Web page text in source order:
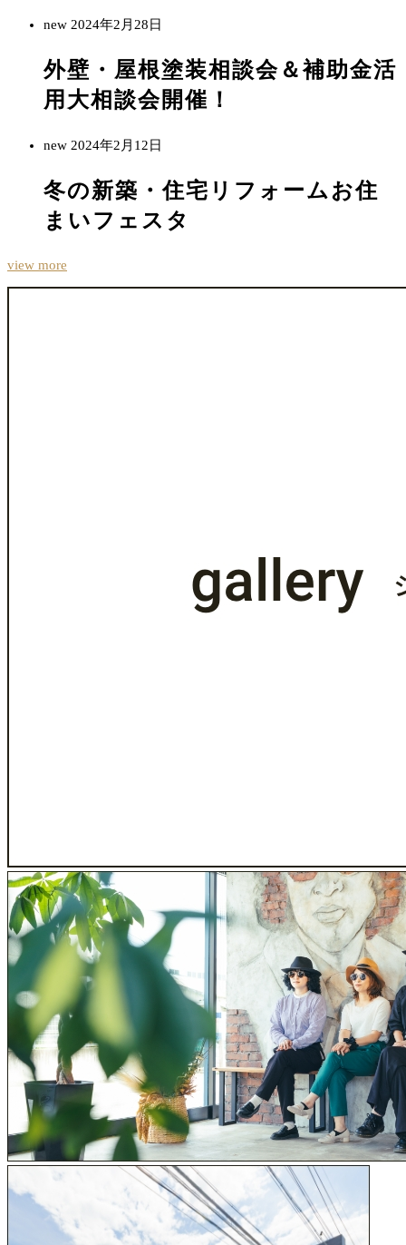
new 2024年2月28日
外壁・屋根塗装相談会＆補助金活
用大相談会開催！
new 2024年2月12日
冬の新築・住宅リフォームお住
まいフェスタ
view more